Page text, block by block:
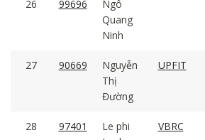
26 99696
Ngô
Quang
Ninh
27 90669
Nguyễn
Thị
Đường
UPFIT
28 97401
Le phi
VBRC